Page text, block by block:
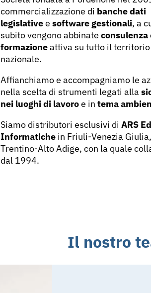
commercializzazione di banche dati
legislativeesoftware gestionali, a
subito vengono abbinateconsulenza
formazioneattiva su tutto il territorio
nazionale.
Affianchiamo e accompagniamo le
nella scelta di strumenti legati alla
nei luoghi di lavoroe intema
Siamo distributori esclusivi diARS
Informatiche in Friuli-Venezia
Trentino-Alto Adige, con la quale
dal 1994.
Il nostro